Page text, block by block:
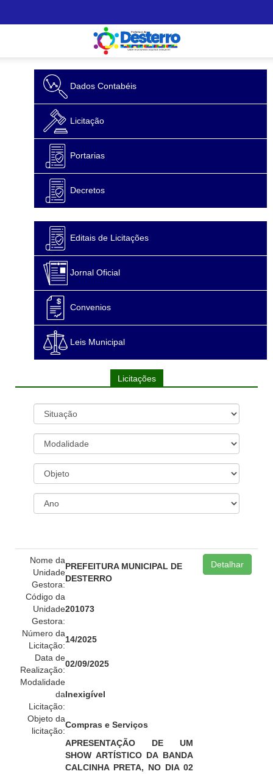
Dados Contabéis
Licitação
Portarias
Decretos
Editais de Licitações
Jornal Oficial
Convenios
Leis Municipal
Licitações
Nome da
Unidade
Gestora:
PREFEITURA MUNICIPAL DE
DESTERRO
Código da
Unidade
Gestora:
201073
Número da
Licitação:
14/2025
Data de
Realização:
02/09/2025
Modalidade
da
Licitação:
Inexigível
Objeto da
licitação:
Compras e Serviços
APRESENTAÇÃO DE UM
SHOW ARTÍSTICO DA BANDA
CALCINHA PRETA, NO DIA 02
Detalhar